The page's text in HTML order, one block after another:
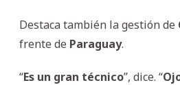
Destaca también la gestión de
frente de Paraguay.
“Es un gran técnico”, dice. “